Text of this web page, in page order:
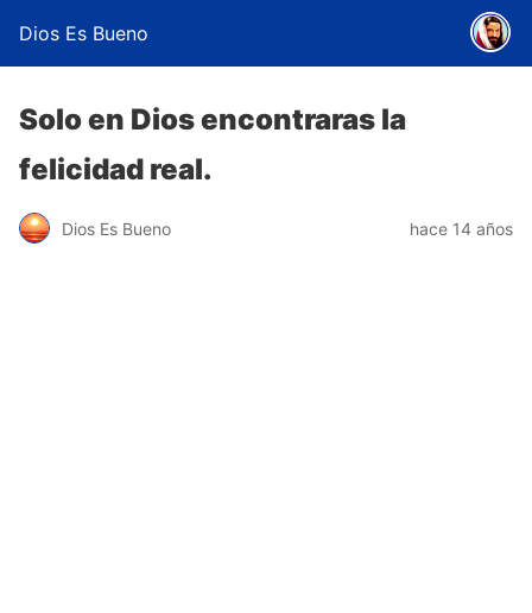
Dios Es Bueno
Solo en Dios encontraras la
felicidad real.
Dios Es Bueno hace 14 años